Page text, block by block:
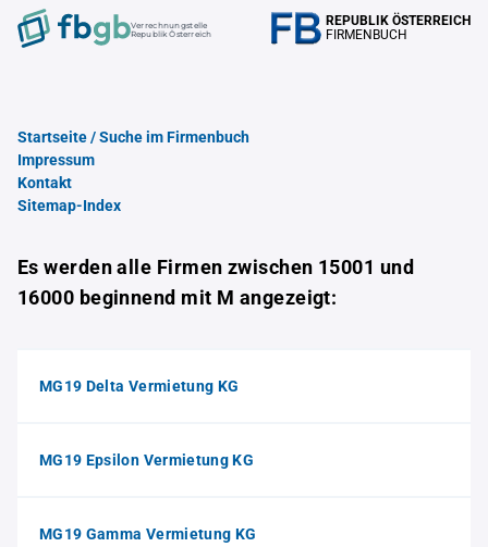
Verrechnungstelle
Republik Österreich
REPUBLIK ÖSTERREICH
FIRMENBUCH
Startseite / Suche im Firmenbuch
Impressum
Kontakt
Sitemap-Index
Es werden alle Firmen zwischen 15001 und
16000 beginnend mit M angezeigt:
MG19 Delta Vermietung KG
MG19 Epsilon Vermietung KG
MG19 Gamma Vermietung KG